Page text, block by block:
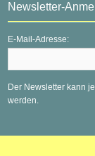
Newsletter-
E-Mail-Adresse:
Der Newsletter kann
werden.